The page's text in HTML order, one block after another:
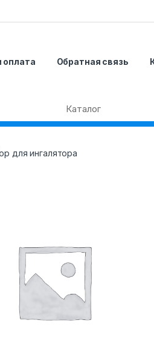
оплата Обратная связь
для ингалятора